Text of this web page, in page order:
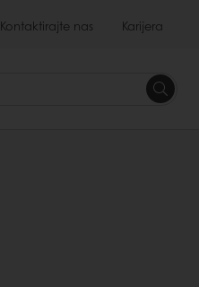
Kontaktirajte nas Karijera